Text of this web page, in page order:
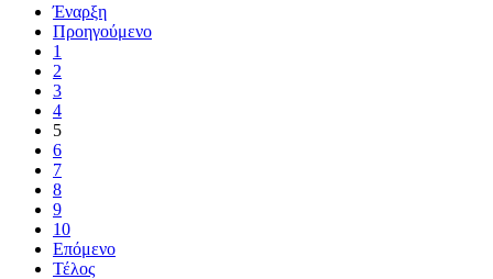
Έναρξη
Προηγούμενο
1
2
3
4
5
6
7
8
9
10
Επόμενο
Τέλος